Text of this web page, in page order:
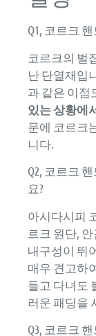
Q1, 코르크
코르크의 벌
난 단열재입
과 같은 이점
있는 상황에
문에 코르크
니다.
Q2, 코르크
요?
아시다시피
르크 원단,
내구성이 뛰
매우 견고하
들고 다녀도
러운 패딩을
Q3, 코르크